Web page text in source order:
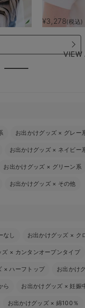
¥3,278(税込)
VIEW
お出かけグッズ × グレー
お出かけグッズ × ネイビー
お出かけグッズ × グリーン系
お出かけグッズ × その他
なし お出かけグッズ × ク
ズ × カンタンオープンタイプ
×ハーフトップ お出かけ
ら お出かけグッズ ×妊娠
お出かけグッズ × 綿100％